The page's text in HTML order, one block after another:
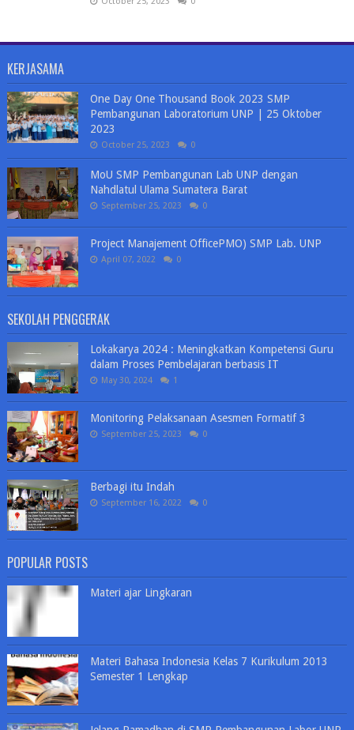
KERJASAMA
One Day One Thousand Book 2023 SMP
Pembangunan Laboratorium UNP | 25 Oktober
2023
October 25, 2023 0
MoU SMP Pembangunan Lab UNP dengan
Nahdlatul Ulama Sumatera Barat
September 25, 2023 0
Project Manajement OfficePMO) SMP Lab. UNP
April 07, 2022 0
SEKOLAH PENGGERAK
Lokakarya 2024 : Meningkatkan Kompetensi Guru
dalam Proses Pembelajaran berbasis IT
May 30, 2024 1
Monitoring Pelaksanaan Asesmen Formatif 3
September 25, 2023 0
Berbagi itu Indah
September 16, 2022 0
POPULAR POSTS
Materi ajar Lingkaran
Materi Bahasa Indonesia Kelas 7 Kurikulum 2013
Semester 1 Lengkap